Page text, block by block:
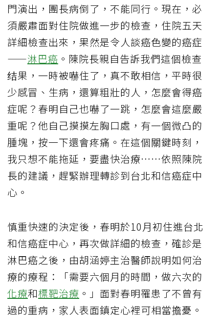
門演出，團長病倒了，不能同行。現在，必
須嚴肅面對住院做進一步的檢查，住院五天
詳細檢查出來，果然是令人談癌色變的癌症
——淋巴癌 。陳院長親自告訴我們這個檢查
结果，一時被嚇住了，真不敢相信，平時很
少感冒、生病，還算粗壯的人，怎麼會得癌
症呢？春明自己也嚇了一跳，怎麼會這麼嚴
重呢？他自己摸摸左胸口處，有一個微凸的
腫塊，按一下還會疼痛。在這個關鍵時刻，
我只想不能拖延，要盡快治療⋯⋯依照陳院
長的建議，趕緊辦理轉診到台北和信癌症中
心。
慎重快速的決定後，春明於10月初住進台北
和信癌症中心，再次做詳細的檢查，確診是
淋巴癌之後，由胡涵婷主治醫師說明如何治
療的療程：「需要六個月的時間，做六次的
化療和標靶治療 。」面對春明罹患了不曾有
過的重病，家人表面鎮定心裡可相當擔憂。